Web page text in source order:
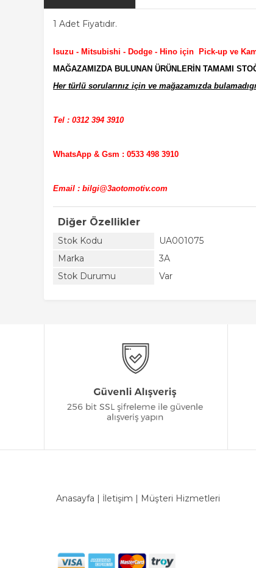
1 Adet Fiyatıdır.
Isuzu - Mitsubishi - Dodge - Hino için Pick-up ve
MAĞAZAMIZDA BULUNAN ÜRÜNLERİN TAMAMI
Her türlü sorularınız için ve mağazamızda
Tel : 0312 394 3910
WhatsApp & Gsm : 0533 498 3910
Email : bilgi@3aotomotiv.com
Diğer Özellikler
Stok Kodu
UA001075
Marka
3A
Stok Durumu
Var
Anasayfa | İletişim | Müşteri Hizmetleri